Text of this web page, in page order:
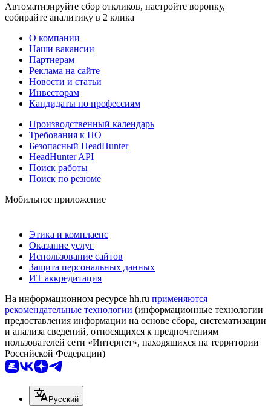
Автоматизируйте сбор откликов, настройте воронку,
собирайте аналитику в 2 клика
О компании
Наши вакансии
Партнерам
Реклама на сайте
Новости и статьи
Инвесторам
Кандидаты по профессиям
Производственный календарь
Требования к ПО
Безопасный HeadHunter
HeadHunter API
Поиск работы
Поиск по резюме
Мобильное приложение
Этика и комплаенс
Оказание услуг
Использование сайтов
Защита персональных данных
ИТ аккредитация
На информационном ресурсе hh.ru применяются
рекомендательные технологии (информационные технологии
предоставления информации на основе сбора, систематизации
и анализа сведений, относящихся к предпочтениям
пользователей сети «Интернет», находящихся на территории
Российской Федерации)
Русский